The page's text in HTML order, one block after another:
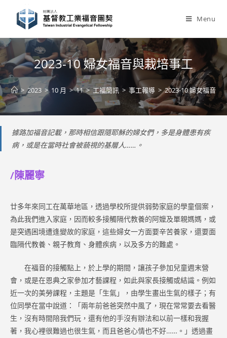
content
Menu
2023-10 婦女福音與栽培事工
> 2023 > 10 月 > 11 > 工福簡訊 > 事工報導 > 2023-10 婦女福音與
據路加福音記載，那時相信跟隨耶穌的婦女們，多是身體患有疾
病，或是在當時社會被藐視的基層人……。
/陳麗寧
廿多年來同工在萬華地區，透過學校所提供弱勢家庭的學童個案，
為此我們進入家庭，因而較多接觸隔代教養的阿嬤及單親媽媽，或
是突遇困境遭逢變故的家庭，這些婦女一方面要辛苦養家，還要面
臨隔代教養、親子教育、身體疾病，以及多方的難處。
在福音的接觸點上，於上學的期間，讓孩子參加兒童週末營
會，或是在恩典之家參加才藝課程，如此與家長接觸或結識。例如
近一次的美勞課程，主題是「生氣」，由學生畫出生氣的樣子；有
位同學在當中說道：「兩年前爸爸突然中風了，現在常常要去看醫
生，沒有時間陪我們玩，還有他的手沒有辦法和以前一樣和我握
著，我心裡很難過也很生氣，而且爸爸心情也不好……。」透過畫